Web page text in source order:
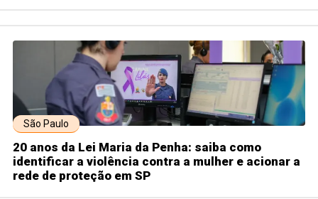
São Paulo
20 anos da Lei Maria da Penha: saiba como
identificar a violência contra a mulher e acionar a
rede de proteção em SP